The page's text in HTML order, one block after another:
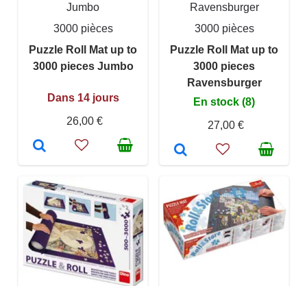
Jumbo
3000 pièces
Puzzle Roll Mat up to
3000 pieces Jumbo
Dans 14 jours
26,00 €
Ravensburger
3000 pièces
Puzzle Roll Mat up to
3000 pieces
Ravensburger
En stock (8)
27,00 €